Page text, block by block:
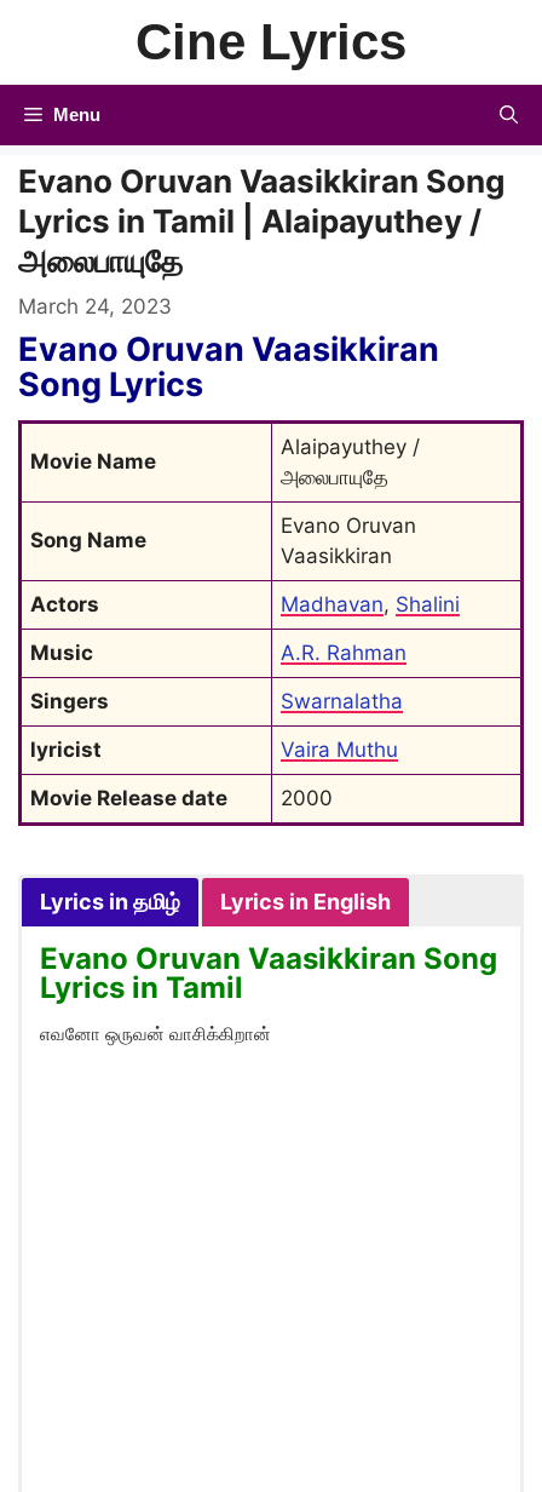
Cine Lyrics
Menu
Evano Oruvan Vaasikkiran Song
Lyrics in Tamil | Alaipayuthey /
அலைபாயுதே
March 24, 2023
Evano Oruvan Vaasikkiran
Song Lyrics
Movie Name
Alaipayuthey /
அலைபாயுதே
Song Name
Evano Oruvan
Vaasikkiran
Actors
Madhavan, Shalini
Music
A.R. Rahman
Singers
Swarnalatha
lyricist
Vaira Muthu
Movie Release date
2000
Lyrics in தமிழ் Lyrics in English
Evano Oruvan Vaasikkiran Song
Lyrics in Tamil
எவனோ ஒருவன் வாசிக்கிறான்